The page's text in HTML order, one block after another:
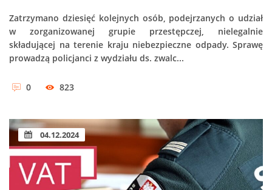
Zatrzymano dziesięć kolejnych osób, podejrzanych o udział
w zorganizowanej grupie przestępczej, nielegalnie
składującej na terenie kraju niebezpieczne odpady. Sprawę
prowadzą policjanci z wydziału ds. zwalc...
0 823
04.12.2024